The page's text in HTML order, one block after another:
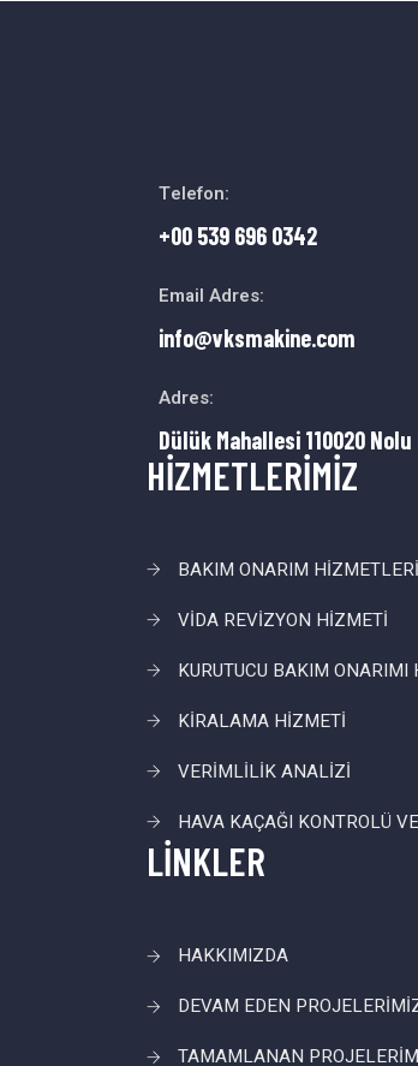
Telefon:
+00 539 696 0342
Email Adres:
info@vksmakine.com
Adres:
Dülük Mahallesi 110020
HİZMETLERİMİZ
BAKIM ONARIM HİZMETLERİ
VİDA REVİZYON HİZMETİ
KURUTUCU BAKIM ONARIMI
KİRALAMA HİZMETİ
VERİMLİLİK ANALİZİ
HAVA KAÇAĞI KONTROLÜ
LİNKLER
HAKKIMIZDA
DEVAM EDEN
TAMAMLANAN